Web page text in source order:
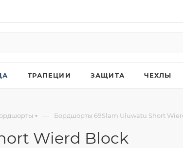
ТРАПЕЦИИ ЗАЩИТА ЧЕХЛЫ
— Бордшорты 69Slam Uluwatu Short
Wierd Block